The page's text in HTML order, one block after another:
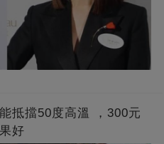
抵擋50度高溫 ，300元
好